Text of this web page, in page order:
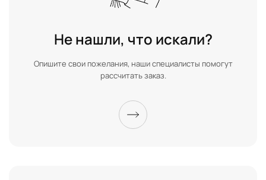
Не нашли, что искали?
Опишите свои пожелания, наши специалисты помогут
рассчитать заказ.